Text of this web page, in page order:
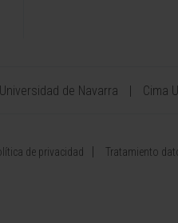
Universidad de Navarra Cima
de privacidad Tratamiento